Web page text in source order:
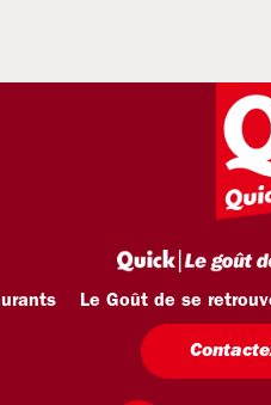
Le Goût de se